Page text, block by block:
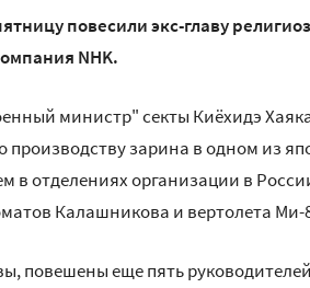
повесили экс-главу
NHK.
министр" секты Киёхидэ
производству зарина в одном из
в отделениях организации в
Калашникова и вертолета Ми-
повешены еще пять